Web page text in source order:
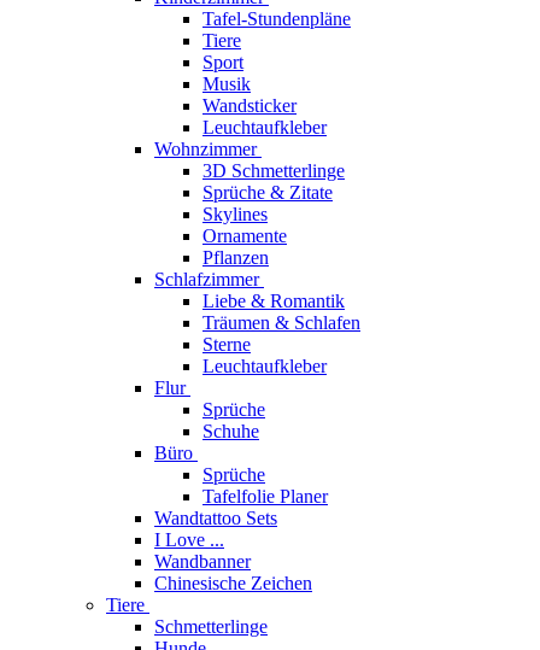
Tafel-Stundenpläne
Tiere
Sport
Musik
Wandsticker
Leuchtaufkleber
Wohnzimmer
3D Schmetterlinge
Sprüche & Zitate
Skylines
Ornamente
Pflanzen
Schlafzimmer
Liebe & Romantik
Träumen & Schlafen
Sterne
Leuchtaufkleber
Flur
Sprüche
Schuhe
Büro
Sprüche
Tafelfolie Planer
Wandtattoo Sets
I Love ...
Wandbanner
Chinesische Zeichen
Tiere
Schmetterlinge